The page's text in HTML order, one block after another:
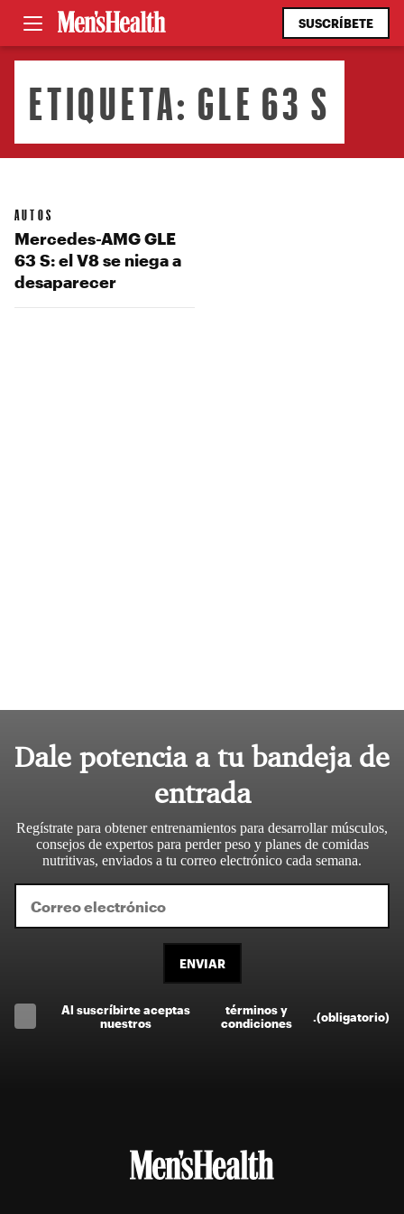
SUSCRÍBETE
ETIQUETA: GLE 63 S
AUTOS
Mercedes-AMG GLE
63 S: el V8 se niega a
desaparecer
Dale potencia a tu bandeja de
entrada
Regístrate para obtener entrenamientos para desarrollar músculos,
consejos de expertos para perder peso y planes de comidas
nutritivas, enviados a tu correo electrónico cada semana.
ENVIAR
Al suscríbirte aceptas
nuestros
términos y
condiciones
(obligatorio)